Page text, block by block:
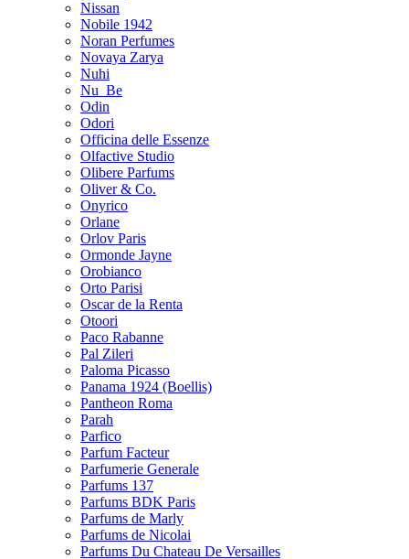
Nissan
Nobile 1942
Noran Perfumes
Novaya Zarya
Nuhi
Nu_Be
Odin
Odori
Officina delle Essenze
Olfactive Studio
Olibere Parfums
Oliver & Co.
Onyrico
Orlane
Orlov Paris
Ormonde Jayne
Orobianco
Orto Parisi
Oscar de la Renta
Otoori
Paco Rabanne
Pal Zileri
Paloma Picasso
Panama 1924 (Boellis)
Pantheon Roma
Parah
Parfico
Parfum Facteur
Parfumerie Generale
Parfums 137
Parfums BDK Paris
Parfums de Marly
Parfums de Nicolai
Parfums Du Chateau De Versailles